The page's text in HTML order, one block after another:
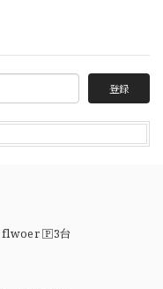
登録
flwoer 🄿3台